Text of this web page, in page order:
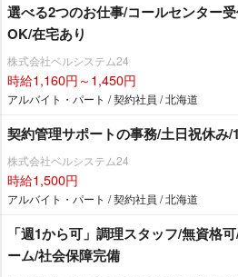
選べる2つのお仕事/コールセンター
OK/在宅あり
株式会社ベルシステム24
時給1,160円～1,450円
アルバイト・パート / 契約社員 / 北海道
契約管理サポートの事務/土日祝休み
株式会社ベルシステム24
時給1,500円
アルバイト・パート / 契約社員 / 北海道
「週1から可」調理スタッフ/無資格
ーム/社会保障完備